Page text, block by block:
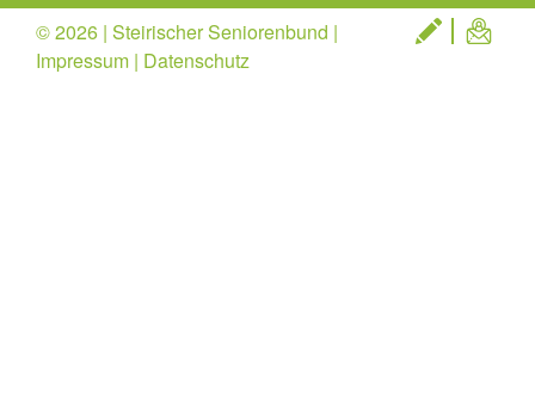
© 2026 | Steirischer Seniorenbund |
Impressum | Datenschutz